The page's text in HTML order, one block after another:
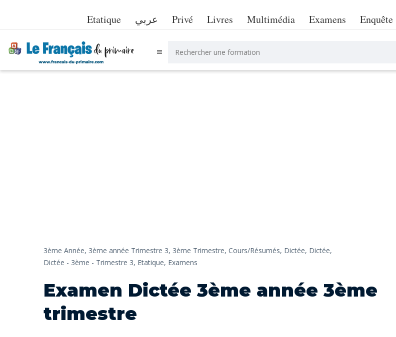
Etatique عربي Privé Livres Multimédia Examens Enquête
3ème Année, 3ème année Trimestre 3, 3ème Trimestre, Cours/Résumés, Dictée, Dictée,
Dictée - 3ème - Trimestre 3, Etatique, Examens
Examen Dictée 3ème année 3ème
trimestre